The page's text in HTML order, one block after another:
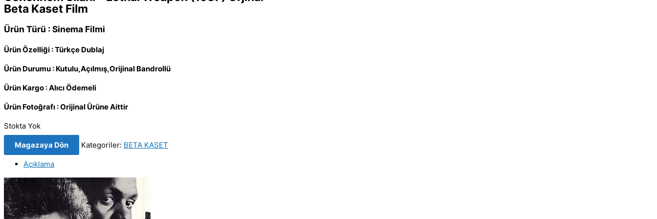
Beta Kaset Film
Ürün Türü : Sinema Filmi
Ürün Özelliği : Türkçe Dublaj
Ürün Durumu : Kutulu,Açılmış,Orijinal Bandrollü
Ürün Kargo : Alıcı Ödemeli
Ürün Fotoğrafı : Orijinal Ürüne Aittir
Stokta Yok
Magazaya Dön Kategoriler: BETA KASET
Açıklama